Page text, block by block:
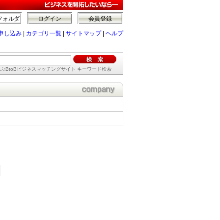
会員登録
ログイン
ォルダ
し込み カテゴリ一覧 サイトマップ| ヘルプ
BtoBビジネスマッチングサイト キーワード検索